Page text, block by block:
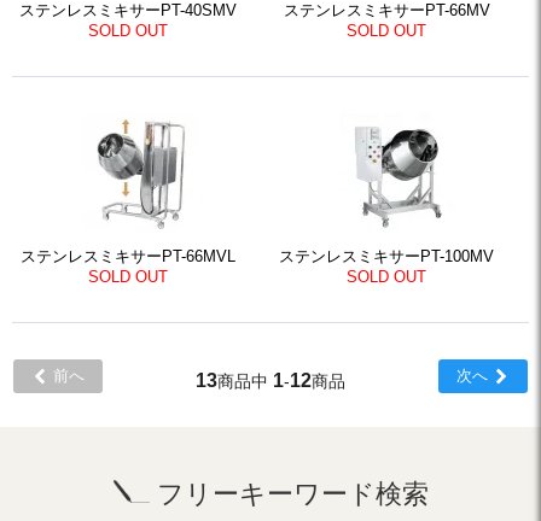
ステンレスミキサーPT-40SMV
SOLD OUT
ステンレスミキサーPT-66MV
SOLD OUT
ステンレスミキサーPT-66MVL
SOLD OUT
ステンレスミキサーPT-100MV
SOLD OUT
前へ 13商品中 1-12商品 次へ
フリーキーワード検索